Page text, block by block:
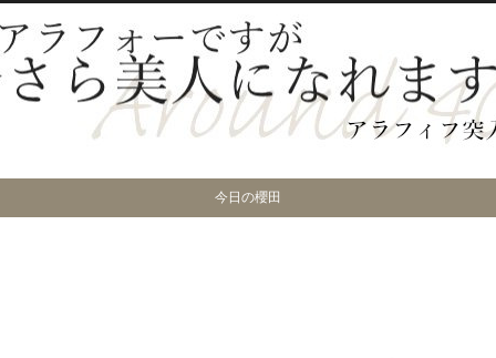
今日の櫻田